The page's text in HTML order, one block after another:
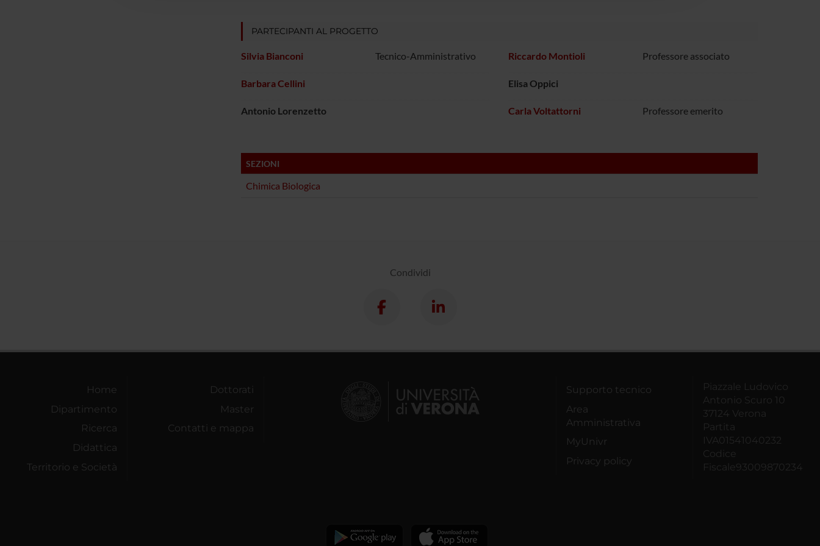
PARTECIPANTI AL PROGETTO
Silvia Bianconi Tecnico-Amministrativo
Barbara Cellini
Antonio Lorenzetto
Riccardo Montioli Professore associato
Elisa Oppici
Carla Voltattorni Professore emerito
SEZIONI
Chimica Biologica
Condividi
Home
Dipartimento
Ricerca
Didattica
Territorio e Società
Dottorati
Master
Contatti e mappa
Supporto tecnico
Area
Amministrativa
MyUnivr
Privacy policy
Piazzale Ludovico
Antonio Scuro 10
37124 Verona
Partita
IVA01541040232
Codice
Fiscale93009870234